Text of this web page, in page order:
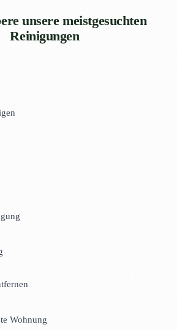
unsere meistgesuchten
Reinigungen
Wohnung